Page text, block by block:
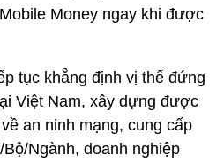
Money ngay khi được
tục khẳng định vị thế đứng
Việt Nam, xây dựng được
an ninh mạng, cung cấp
Ngành, doanh nghiệp